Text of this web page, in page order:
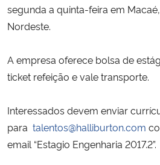
Ministério do Desenvolvimento Regional
Ministério da Mulher, da Família e dos Direitos
Secretaria-Geral
Secretaria de Governo
segunda a quinta-feira em
Nordeste.
A empresa oferece bolsa de
ticket refeição e vale transporte.
Interessados devem enviar
para talentos@halliburton.com
email “Estagio Engenharia 2017.2”.